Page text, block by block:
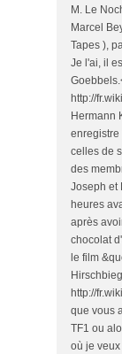
M. Le
Marcel
Tapes ),
Je l'ai, il
http://
Hermann
enregistre
celles de
des
Joseph et
heures
après
chocolat
le film
http://
que vous
TF1 ou
où je